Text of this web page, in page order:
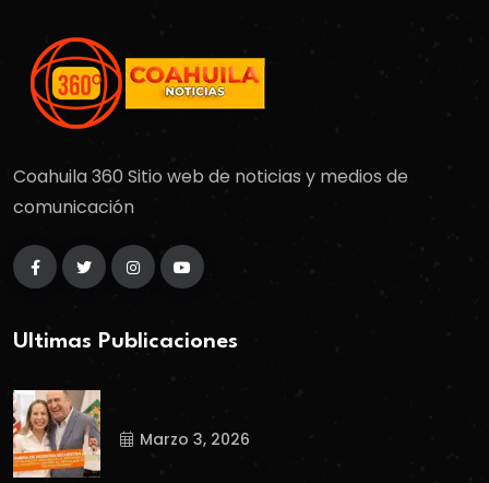
Coahuila 360 Sitio web de noticias y medios de
comunicación
Ultimas Publicaciones
Marzo 3, 2026